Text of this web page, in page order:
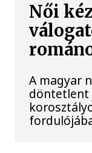
Női
A magyar
döntetlent